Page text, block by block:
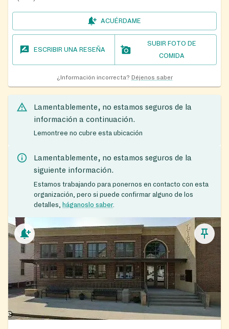
ACUÉRDAME
ESCRIBIR UNA RESEÑA
SUBIR FOTO DE
COMIDA
¿Información incorrecta? Déjenos saber
Lamentablemente, no estamos seguros de la
información a continuación.
Lemontree no cubre esta ubicación
Lamentablemente, no estamos seguros de la
siguiente información.
Estamos trabajando para ponernos en contacto con esta
organización, pero si puede confirmar alguno de los
detalles, háganoslo saber.